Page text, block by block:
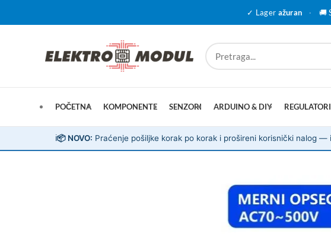
✓ Lager ažuran · 🚚
POČETNA KOMPONENTE SENZORI ARDUINO & DIY
ℹ️📦 NOVO: Praćenje pošiljke korak po korak i prošireni korisnički nalog